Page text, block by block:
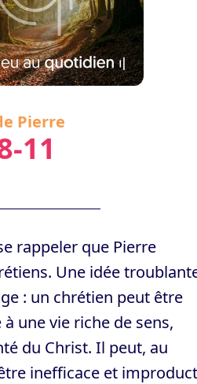
Pierre
11
rappeler que Pierre
Une idée
: un chrétien peut être
une vie riche de sens,
du Christ. Il peut, au
inefficace et